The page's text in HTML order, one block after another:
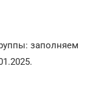
заполняем